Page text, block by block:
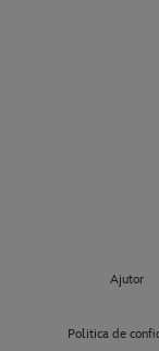
Ajutor
Politica de